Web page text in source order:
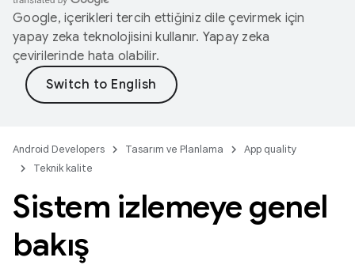
Google, içerikleri tercih ettiğiniz dile çevirmek için
yapay zeka teknolojisini kullanır. Yapay zeka
çevirilerinde hata olabilir.
Android Developers Tasarım ve Planlama
App quality
Teknik kalite
Sistem izlemeye genel
bakış